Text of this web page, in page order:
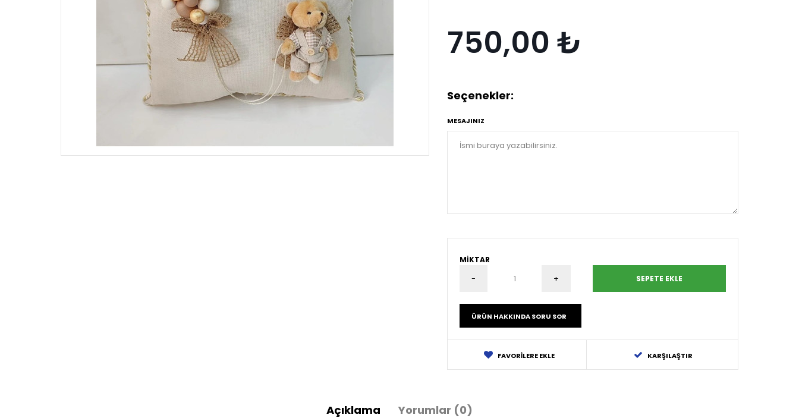
750,00 ₺
Seçenekler:
MESAJINIZ
MIKTAR
ÜRÜN HAKKINDA SORU SOR
FAVORILERE EKLE KARŞILAŞTIR
Açıklama Yorumlar (0)